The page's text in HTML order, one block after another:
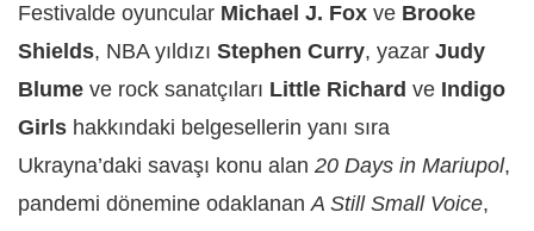
Festivalde oyuncular Michael J. Fox ve Brooke
Shields, NBA yıldızı Stephen Curry, yazar Judy
Blume ve rock sanatçıları Little Richard ve Indigo
Girls hakkındaki belgesellerin yanı sıra
Ukrayna’daki savaşı konu alan 20 Days in Mariupol,
pandemi dönemine odaklananA Still Small Voice,